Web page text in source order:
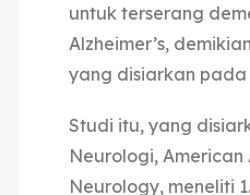
untuk terserang
Alzheimer’s,
yang disiarkan
Studi itu, yang
Neurologi,
Neurology, meneliti